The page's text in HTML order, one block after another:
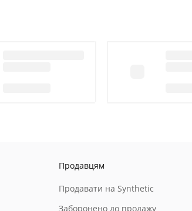
Продавцям
Продавати на Synthetic
Заборонено до продажу